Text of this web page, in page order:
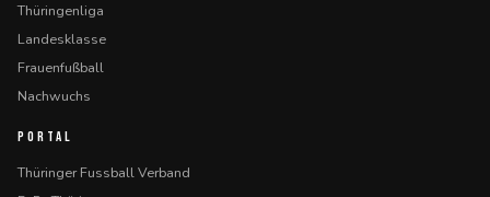
Thüringenliga
Landesklasse
Frauenfußball
Nachwuchs
PORTAL
Thüringer Fussball Verband